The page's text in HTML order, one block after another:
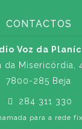
CONTACTOS
Voz da
da Misericórdia,
7800-285 Beja
284 311 330
para a rede